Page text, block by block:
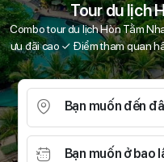
Tour du lịch
Combo tour du lịch Hòn Tằm
ưu đãi cao ✓ Điểm tham quan
Bạn muốn đến
Bạn muốn ở bao